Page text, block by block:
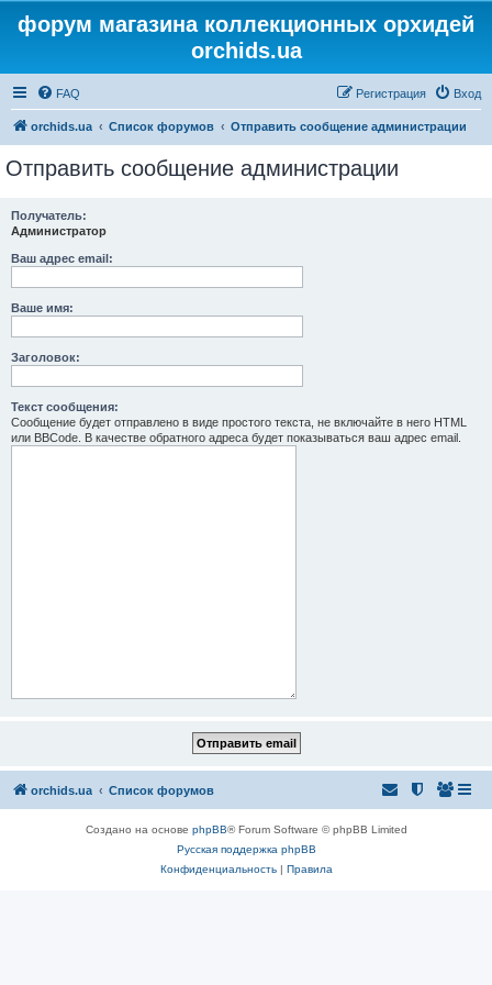
форум магазина коллекционных орхидей
orchids.ua
FAQ Вход
Регистрация
orchids.ua Список форумов Отправить сообщение администрации
Отправить сообщение администрации
Получатель:
Администратор
Ваш адрес email:
Ваше имя:
Заголовок:
Текст сообщения:
Сообщение будет отправлено в виде простого текста, не включайте в него HTML
или BBCode. В качестве обратного адреса будет показываться ваш адрес email.
orchids.ua Список форумов
Создано на основе phpBB® Forum Software © phpBB Limited
Русская поддержка phpBB
Конфиденциальность| Правила